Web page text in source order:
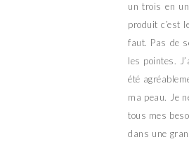
un trois en
produit c’est
faut. Pas de
les pointes.
été
ma peau. Je
tous mes
dans une